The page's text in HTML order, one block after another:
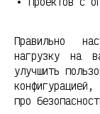
Правильно
нагрузку на
улучшить
про